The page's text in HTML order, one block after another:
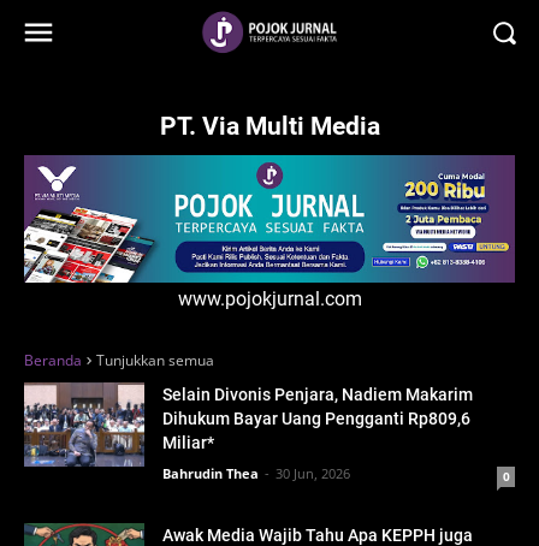
PT. Via Multi Media
www.pojokjurnal.com
Beranda Tunjukkan semua
Selain Divonis Penjara, Nadiem Makarim
Dihukum Bayar Uang Pengganti Rp809,6
Miliar*
Bahrudin Thea 30 Jun, 2026 0
Awak Media Wajib Tahu Apa KEPPH juga